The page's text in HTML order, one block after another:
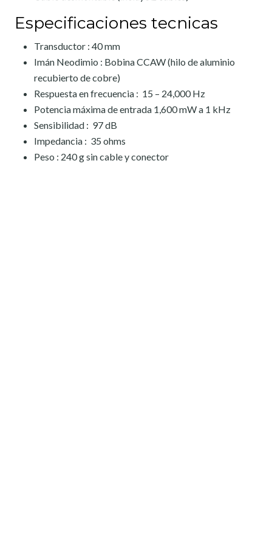
Especificaciones tecnicas
Transductor : 40 mm
Imán Neodimio : Bobina CCAW (hilo de aluminio
recubierto de cobre)
Respuesta en frecuencia : 15 – 24,000 Hz
Potencia máxima de entrada 1,600 mW a 1 kHz
Sensibilidad : 97 dB
Impedancia : 35 ohms
Peso : 240 g sin cable y conector